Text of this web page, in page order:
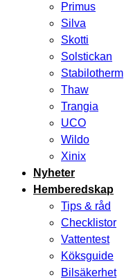
Primus
Silva
Skotti
Solstickan
Stabilotherm
Thaw
Trangia
UCO
Wildo
Xinix
Nyheter
Hemberedskap
Tips & råd
Checklistor
Vattentest
Köksguide
Bilsäkerhet